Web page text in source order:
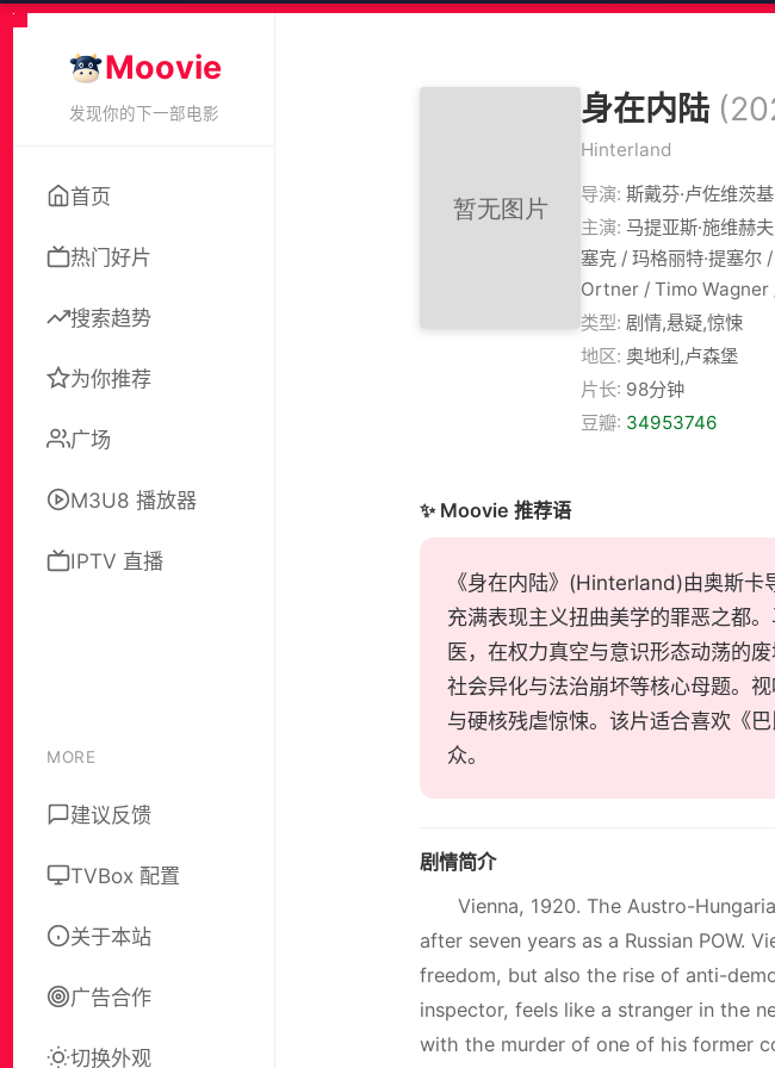
Moovie
发现你的下一部电影
首页
热门好片
搜索趋势
为你推荐
广场
M3U8 播放器
IPTV 直播
MORE
建议反馈
TVBox 配置
关于本站
广告合作
切换外观
身在内陆
Hinterland
导演: 斯戴芬·卢佐维茨基
主演: 马提亚斯·施维赫
塞克 / 玛格丽特·提塞尔
Ortner / Timo
类型: 剧情,悬疑,惊悚
地区: 奥地利,卢森堡
片长: 98分钟
豆瓣: 34953746
✨ Moovie 推荐语
《身在内陆》(Hinterland)由奥斯
充满表现主义扭曲美学的罪恶之都
医，在权力真空与意识形态动荡的
社会异化与法治崩坏等核心母题。
与硬核残虐惊悚。该片适合喜欢《
众。
剧情简介
Vienna, 1920. The Austro-
after seven years as a Russian POW.
freedom, but also the rise of anti-
inspector, feels like a stranger in the
with the murder of one of his former